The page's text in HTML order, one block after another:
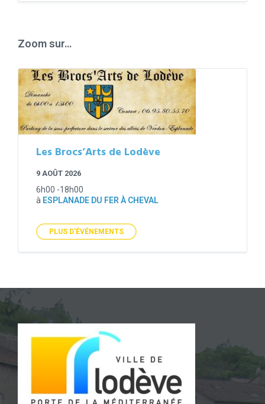
Zoom sur…
Les Brocs’Arts de Lodève
9 AOÛT 2026
6h00 -18h00
à ESPLANADE DU FER À CHEVAL
PLUS D'ÉVÉNEMENTS